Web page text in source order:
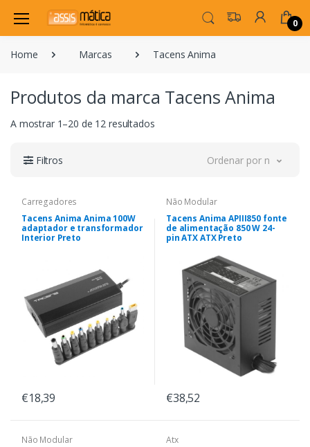
0
Home Marcas Tacens Anima
Produtos da marca Tacens Anima
A mostrar 1–20 de 12 resultados
Filtros Ordenar por novidade
Carregadores
Tacens Anima Anima 100W
adaptador e transformador
Interior Preto
€18,39
Não Modular
Tacens Anima APIII850 fonte
de alimentação 850 W 24-
pin ATX ATX Preto
€38,52
Não Modular
Atx